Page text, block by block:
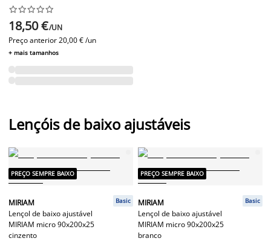






18,50 €/UN
Preço anterior20,00 € /un
+ mais tamanhos
Lençóis de baixo ajustáveis
PREÇO SEMPRE BAIXO
MIRIAM
Lençol de baixo ajustável
MIRIAM micro 90x200x25
cinzento
Basic
PREÇO SEMPRE BAIXO
MIRIAM
Lençol de baixo ajustável
MIRIAM micro 90x200x25
branco
Basic